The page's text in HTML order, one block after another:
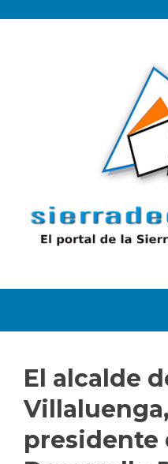
El alcalde
presidente